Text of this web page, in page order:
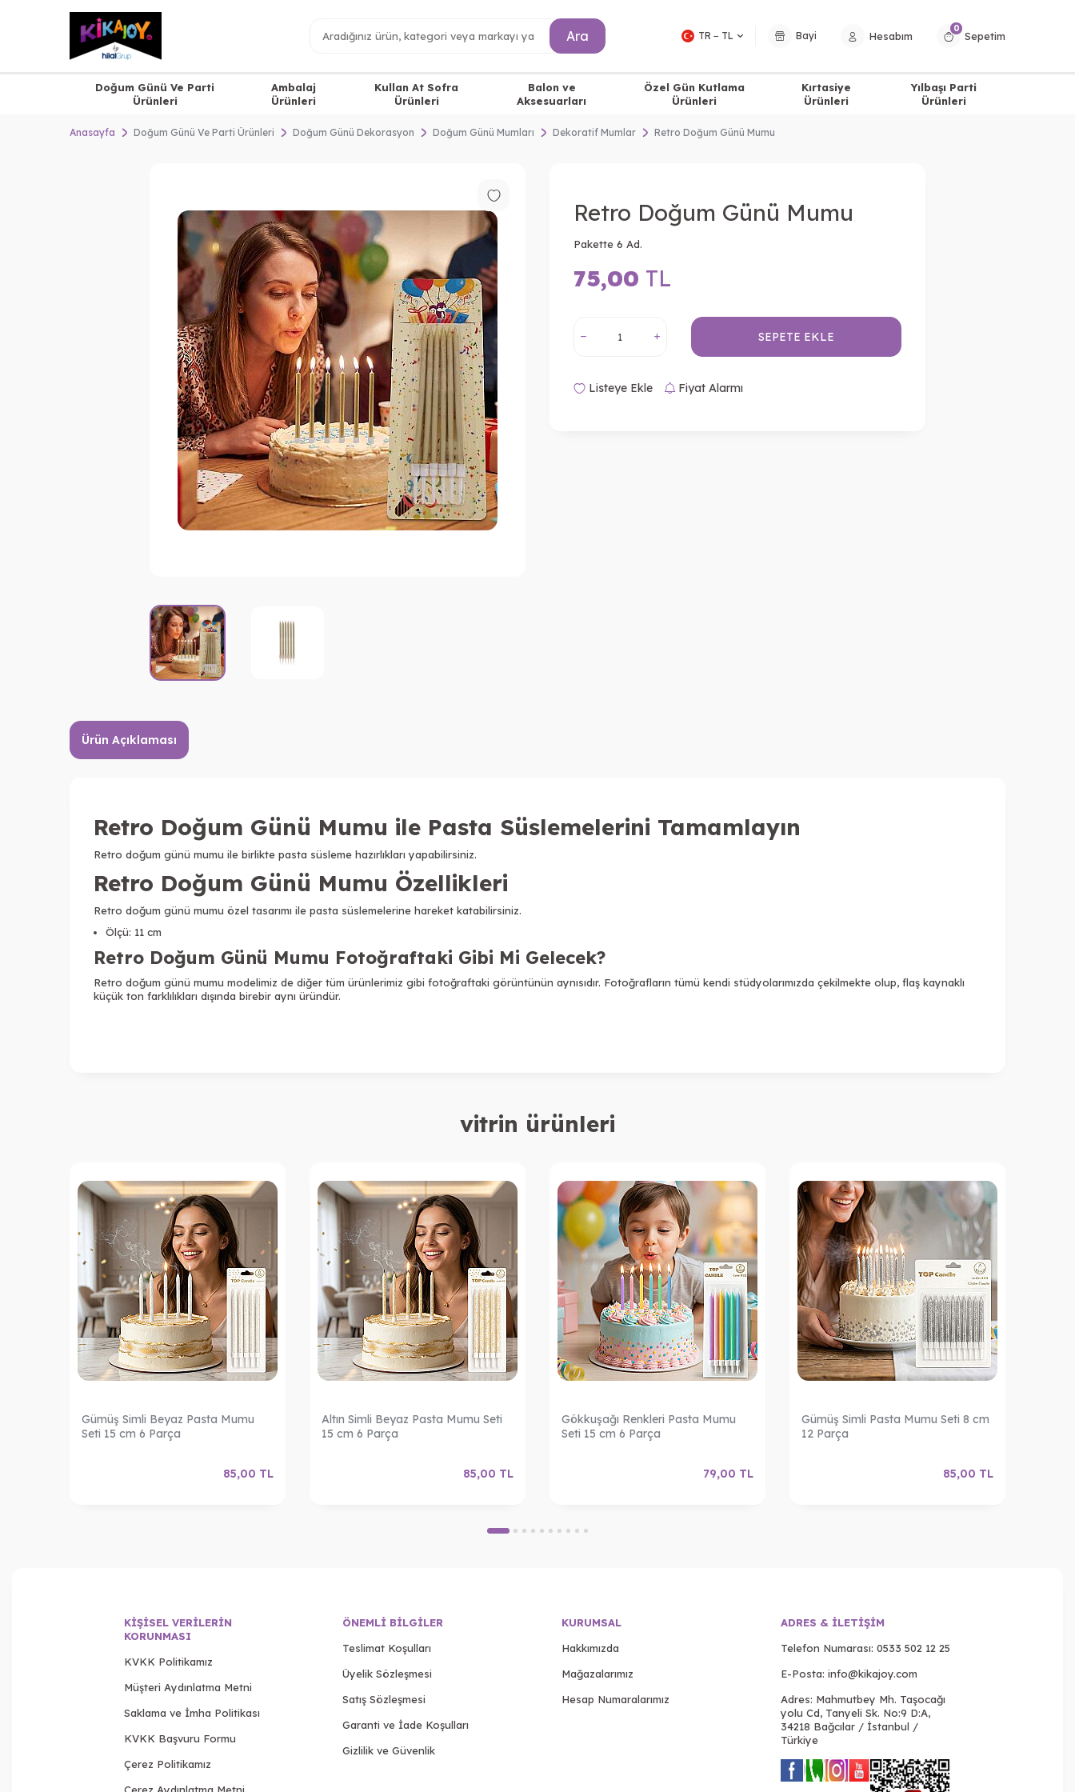
Ara TR − TL Bayi Hesabım
0
Sepetim
Doğum Günü Ve Parti
Ürünleri
Ambalaj
Ürünleri
Kullan At Sofra
Ürünleri
Balon ve
Aksesuarları
Özel Gün Kutlama
Ürünleri
Kırtasiye
Ürünleri
Yılbaşı Parti
Ürünleri
Anasayfa Doğum Günü Ve Parti Ürünleri Doğum Günü Dekorasyon Doğum Günü Mumları Dekoratif Mumlar Retro Doğum Günü Mumu
Retro Doğum Günü Mumu
Pakette 6 Ad.
75,00 TL
SEPETE EKLE
Listeye Ekle Fiyat Alarmı
Ürün Açıklaması
Retro Doğum Günü Mumu ile Pasta Süslemelerini Tamamlayın
Retro doğum günü mumu ile birlikte pasta süsleme hazırlıkları yapabilirsiniz.
Retro Doğum Günü Mumu Özellikleri
Retro doğum günü mumu özel tasarımı ile pasta süslemelerine hareket katabilirsiniz.
Ölçü: 11 cm
Retro Doğum Günü Mumu Fotoğraftaki Gibi Mi Gelecek?
Retro doğum günü mumu modelimiz de diğer tüm ürünlerimiz gibi fotoğraftaki görüntünün aynısıdır. Fotoğrafların tümü kendi stüdyolarımızda çekilmekte olup, flaş kaynaklı
küçük ton farklılıkları dışında birebir aynı üründür.
vitrin ürünleri
Gümüş Simli Beyaz Pasta Mumu
Seti 15 cm 6 Parça
85,00 TL
Altın Simli Beyaz Pasta Mumu Seti
15 cm 6 Parça
85,00 TL
Gökkuşağı Renkleri Pasta Mumu
Seti 15 cm 6 Parça
79,00 TL
Gümüş Simli Pasta Mumu Seti 8 cm
12 Parça
85,00 TL
KIŞISEL VERILERIN
KORUNMASI
KVKK Politikamız
Müşteri Aydınlatma Metni
Saklama ve İmha Politikası
KVKK Başvuru Formu
Çerez Politikamız
Çerez Aydınlatma Metni
ÖNEMLI BILGILER
Teslimat Koşulları
Üyelik Sözleşmesi
Satış Sözleşmesi
Garanti ve İade Koşulları
Gizlilik ve Güvenlik
KURUMSAL
Hakkımızda
Mağazalarımız
Hesap Numaralarımız
ADRES & İLETIŞIM
Telefon Numarası: 0533 502 12 25
E-Posta: info@kikajoy.com
Adres: Mahmutbey Mh. Taşocağı
yolu Cd, Tanyeli Sk. No:9 D:A,
34218 Bağcılar / İstanbul /
Türkiye